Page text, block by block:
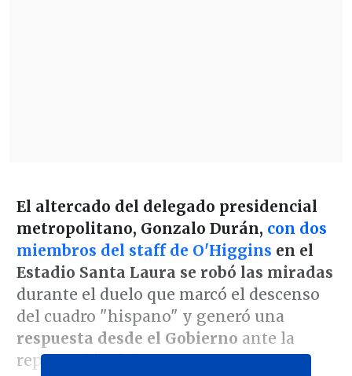
El altercado del delegado presidencial
metropolitano, Gonzalo Durán, con dos
miembros del staff de O'Higgins en el
Estadio Santa Laura se robó las miradas
durante el duelo que marcó el descenso
del cuadro "hispano" y generó una
respuesta desde el Gobierno ante la
repercusión del tenso momento.